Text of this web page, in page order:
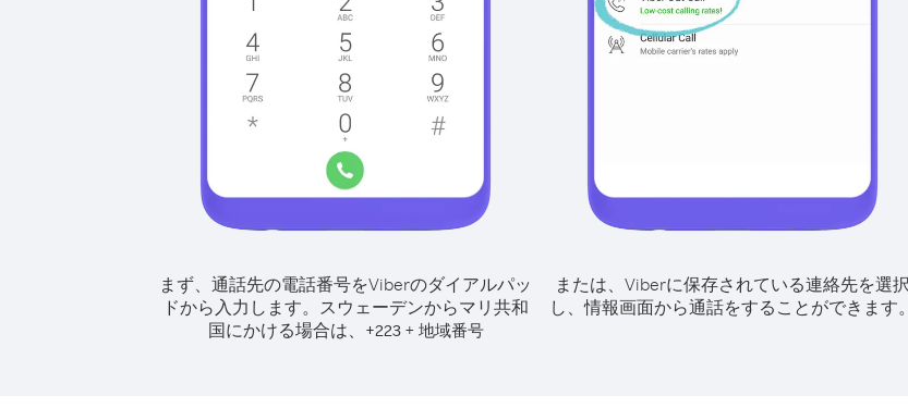
まず、通話先の電話番号をViberのダイアルパッ
ドから入力します。 スウェーデンからマリ共和
国にかける場合は、
+223+ 地域番号
または、Viberに保存されている連絡先を選択
し、情報画面から通話をすることができます。